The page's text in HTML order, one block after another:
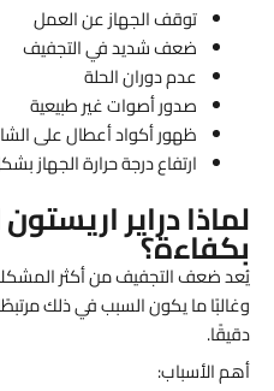
توقف الجهاز عن العمل
ضعف شديد في التجفيف
عدم دوران الحلة
صدور أصوات غير طبيعية
ظهور أكواد أعطال على
ارتفاع درجة حرارة الجهاز
لماذا دراير
بكفاءة؟
يُعد ضعف التجفيف من أكثر
وغالبًا ما يكون السبب في ذلك
دقيقًا.
أهم الأسباب: